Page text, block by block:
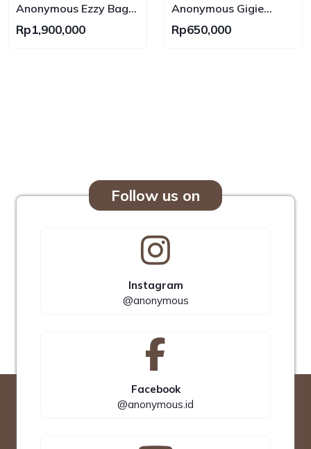
Anonymous Ezzy Bag
2420 Swift Leather No
Rp1,900,000
Anonymous Gigie
Nylon Bag No Brand
Rp650,000
Follow us on
Instagram
@anonymous
Facebook
@anonymous.id